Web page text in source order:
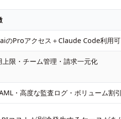
のProアクセス＋Claude Code利用可
上限・チーム管理・請求一元化
・高度な監査ログ・ボリューム割引